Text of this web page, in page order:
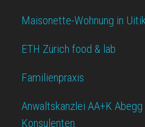
Maisonette-Wohnung in
ETH Zürich food & lab
Familienpraxis
Anwaltskanzlei AA+K
Konsulenten